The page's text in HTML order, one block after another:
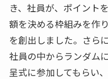
き、社員が、ポイント
額を決める枠組みを作
を創出しました。さら
社員の中からランダム
呈式に参加してもらい